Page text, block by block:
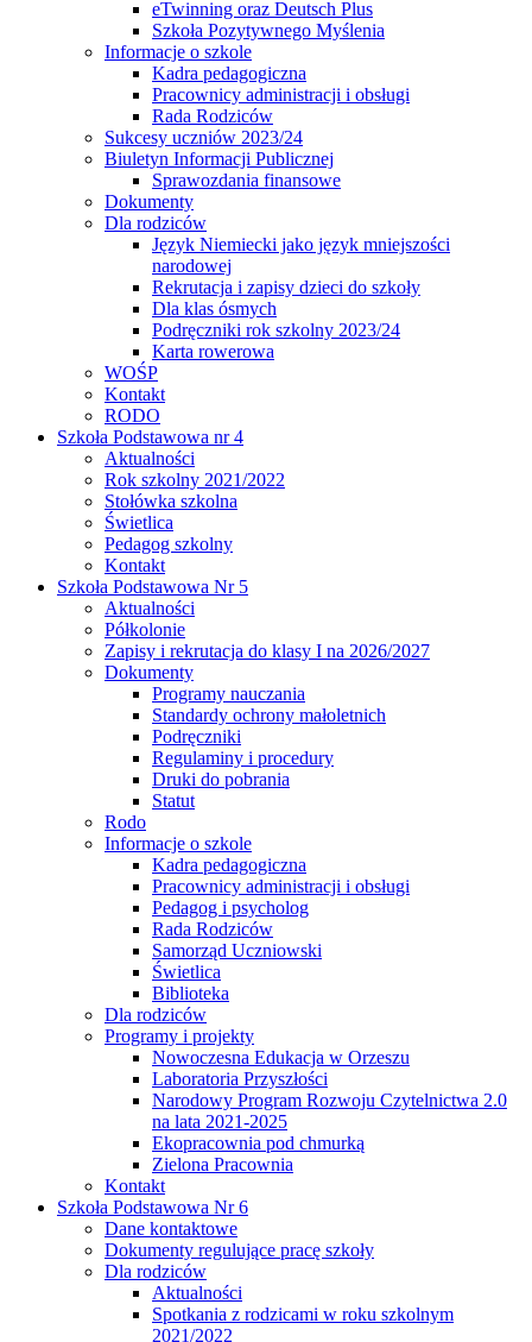
eTwinning oraz Deutsch Plus
Szkoła Pozytywnego Myślenia
Informacje o szkole
Kadra pedagogiczna
Pracownicy administracji i obsługi
Rada Rodziców
Sukcesy uczniów 2023/24
Biuletyn Informacji Publicznej
Sprawozdania finansowe
Dokumenty
Dla rodziców
Język Niemiecki jako język mniejszości
narodowej
Rekrutacja i zapisy dzieci do szkoły
Dla klas ósmych
Podręczniki rok szkolny 2023/24
Karta rowerowa
WOŚP
Kontakt
RODO
Szkoła Podstawowa nr 4
Aktualności
Rok szkolny 2021/2022
Stołówka szkolna
Świetlica
Pedagog szkolny
Kontakt
Szkoła Podstawowa Nr 5
Aktualności
Półkolonie
Zapisy i rekrutacja do klasy I na 2026/2027
Dokumenty
Programy nauczania
Standardy ochrony małoletnich
Podręczniki
Regulaminy i procedury
Druki do pobrania
Statut
Rodo
Informacje o szkole
Kadra pedagogiczna
Pracownicy administracji i obsługi
Pedagog i psycholog
Rada Rodziców
Samorząd Uczniowski
Świetlica
Biblioteka
Dla rodziców
Programy i projekty
Nowoczesna Edukacja w Orzeszu
Laboratoria Przyszłości
Narodowy Program Rozwoju Czytelnictwa 2.0
na lata 2021-2025
Ekopracownia pod chmurką
Zielona Pracownia
Kontakt
Szkoła Podstawowa Nr 6
Dane kontaktowe
Dokumenty regulujące pracę szkoły
Dla rodziców
Aktualności
Spotkania z rodzicami w roku szkolnym
2021/2022